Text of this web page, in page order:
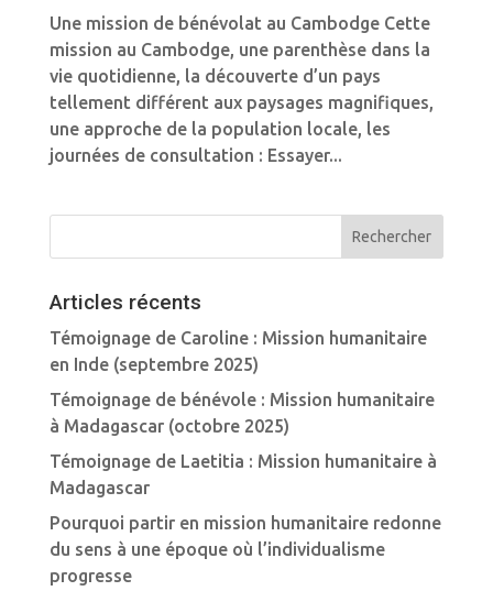
Une mission de bénévolat au Cambodge Cette
mission au Cambodge, une parenthèse dans la
vie quotidienne, la découverte d’un pays
tellement différent aux paysages magnifiques,
une approche de la population locale, les
journées de consultation : Essayer...
Articles récents
Témoignage de Caroline : Mission humanitaire
en Inde (septembre 2025)
Témoignage de bénévole : Mission humanitaire
à Madagascar (octobre 2025)
Témoignage de Laetitia : Mission humanitaire à
Madagascar
Pourquoi partir en mission humanitaire redonne
du sens à une époque où l’individualisme
progresse